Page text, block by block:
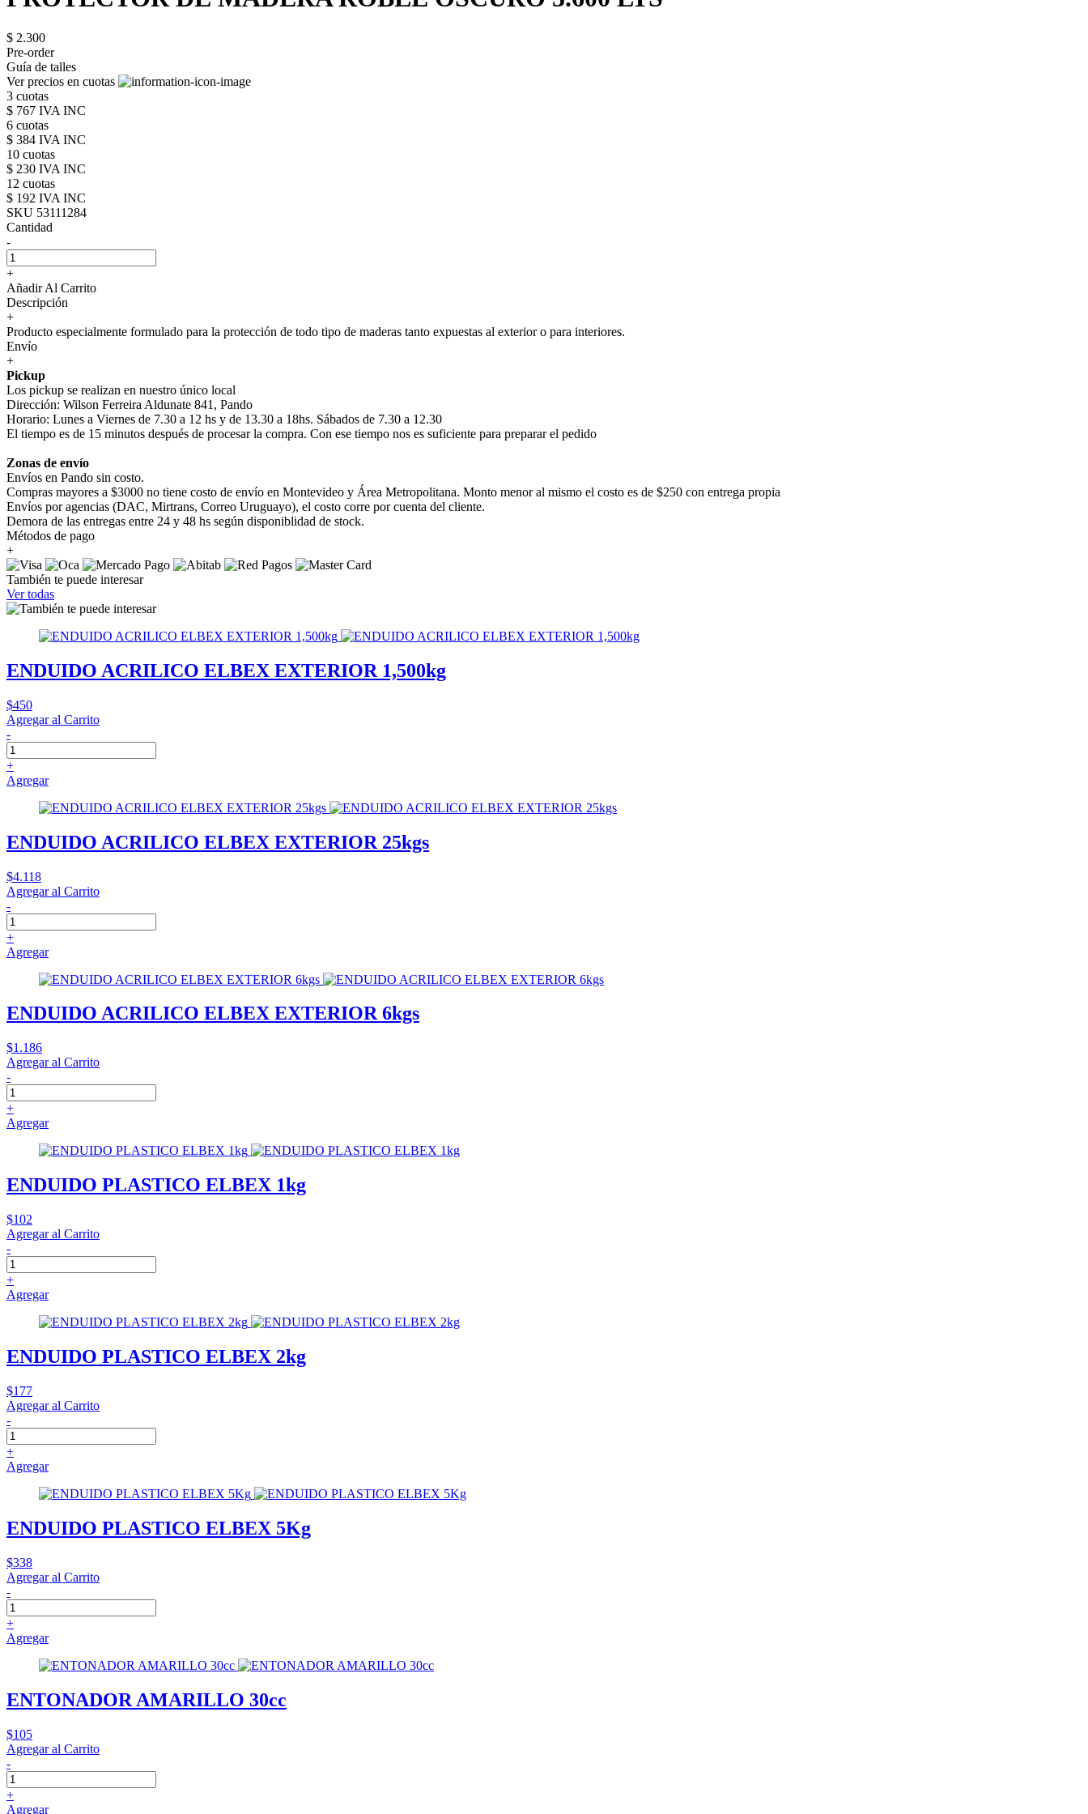
$ 2.300
Pre-order
Guía de talles
Ver precios en cuotas
3 cuotas
$ 767 IVA INC
6 cuotas
$ 384 IVA INC
10 cuotas
$ 230 IVA INC
12 cuotas
$ 192 IVA INC
SKU 53111284
Cantidad
-
+
Añadir Al Carrito
Descripción
+
Producto especialmente formulado para la protección de todo tipo de maderas tanto expuestas al exterior o para interiores.
Envío
+
Pickup
Los pickup se realizan en nuestro único local
Dirección: Wilson Ferreira Aldunate 841, Pando
Horario: Lunes a Viernes de 7.30 a 12 hs y de 13.30 a 18hs. Sábados de 7.30 a 12.30
El tiempo es de 15 minutos después de procesar la compra. Con ese tiempo nos es suficiente para preparar el pedido
Zonas de envío
Envíos en Pando sin costo.
Compras mayores a $3000 no tiene costo de envío en Montevideo y Área Metropolitana. Monto menor al mismo el costo es de $250 con entrega propia
Envíos por agencias (DAC, Mirtrans, Correo Uruguayo), el costo corre por cuenta del cliente.
Demora de las entregas entre 24 y 48 hs según disponiblidad de stock.
Métodos de pago
+
También te puede interesar
Ver todas
ENDUIDO ACRILICO ELBEX EXTERIOR 1,500kg
$450
Agregar al Carrito
-
+
Agregar
ENDUIDO ACRILICO ELBEX EXTERIOR 25kgs
$4.118
Agregar al Carrito
-
+
Agregar
ENDUIDO ACRILICO ELBEX EXTERIOR 6kgs
$1.186
Agregar al Carrito
-
+
Agregar
ENDUIDO PLASTICO ELBEX 1kg
$102
Agregar al Carrito
-
+
Agregar
ENDUIDO PLASTICO ELBEX 2kg
$177
Agregar al Carrito
-
+
Agregar
ENDUIDO PLASTICO ELBEX 5Kg
$338
Agregar al Carrito
-
+
Agregar
ENTONADOR AMARILLO 30cc
$105
Agregar al Carrito
-
+
Agregar